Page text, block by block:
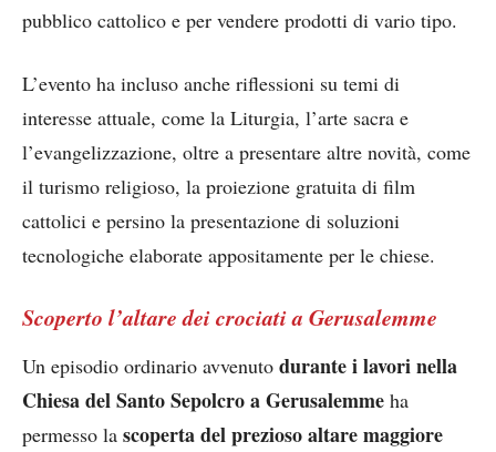
pubblico cattolico e per vendere prodotti di vario tipo.
L’evento ha incluso anche riflessioni su temi di
interesse attuale, come la Liturgia, l’arte sacra e
l’evangelizzazione, oltre a presentare altre novità, come
il turismo religioso, la proiezione gratuita di film
cattolici e persino la presentazione di soluzioni
tecnologiche elaborate appositamente per le chiese.
Scoperto l’altare dei crociati a Gerusalemme
Un episodio ordinario avvenuto durante i lavori nella
Chiesa del Santo Sepolcro a Gerusalemme ha
permesso la scoperta del prezioso altare maggiore